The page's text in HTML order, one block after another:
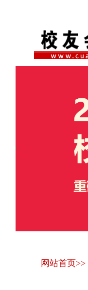
网站首页>>